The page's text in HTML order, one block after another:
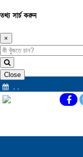
তথ্য সার্চ করুন
×
Close
, ,